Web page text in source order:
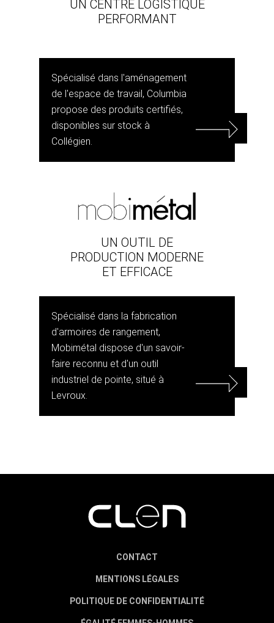
UN CENTRE LOGISTIQUE
PERFORMANT
Spécialisé dans l'aménagement
de l'espace de travail, Columbia
propose des produits certifiés,
disponibles sur stock à
Collégien.
UN OUTIL DE
PRODUCTION MODERNE
ET EFFICACE
Spécialisé dans la fabrication
d'armoires de rangement,
Mobimétal dispose d'un savoir-
faire reconnu et d'un outil
industriel de pointe, situé à
Levroux.
CONTACT
MENTIONS LÉGALES
POLITIQUE DE CONFIDENTIALITÉ